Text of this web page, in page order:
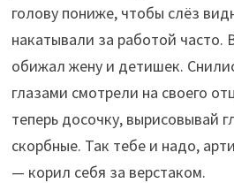
голову пониже, чтобы слёз
накатывали за работой часто.
обижал жену и детишек.
глазами смотрели на своего
теперь досочку, вырисовывай
скорбные. Так тебе и надо,
— корил себя за верстаком.